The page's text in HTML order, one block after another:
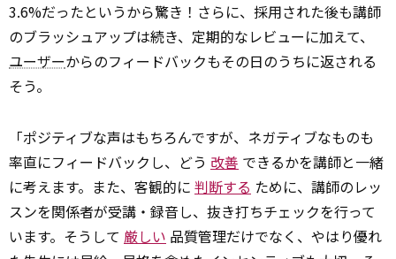
3.6%だったというから驚き！さらに、採用された後も講師
のブラッシュアップは続き、定期的なレビューに加えて、
ユーザーからのフィードバックもその日のうちに返される
そう。
「ポジティブな声はもちろんですが、ネガティブなものも
率直にフィードバックし、どう 改善 できるかを講師と一緒
に考えます。また、客観的に 判断する ために、講師のレッ
スンを関係者が受講・録音し、抜き打ちチェックを行って
います。そうして 厳しい 品質管理だけでなく、やはり優れ